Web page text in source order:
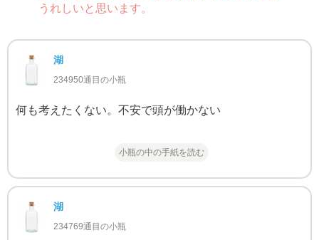
うれしいと思います。
湖
234950通目の小瓶
何も考えたくない。不安で頭が働かない
小瓶の中の手紙を読む
湖
234769通目の小瓶